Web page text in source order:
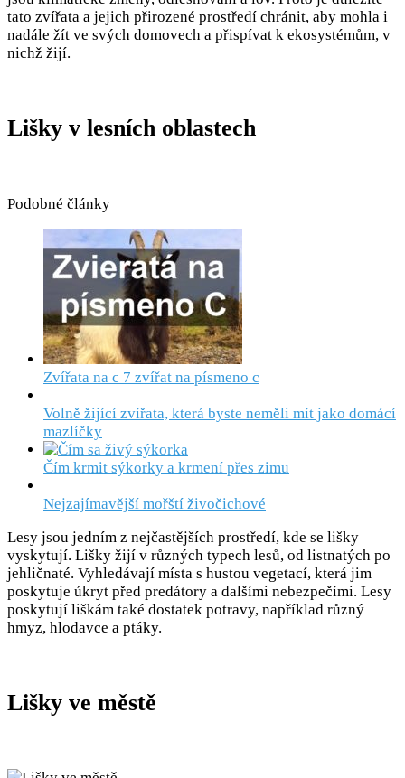
tato zvířata a jejich přirozené prostředí chránit, aby mohla i
nadále žít ve svých domovech a přispívat k ekosystémům, v
nichž žijí.
Lišky v lesních oblastech
Podobné články
Zvířata na c 7 zvířat na písmeno c
Volně žijící zvířata, která byste neměli mít jako domácí
mazlíčky
Čím krmit sýkorky a krmení přes zimu
Nejzajímavější mořští živočichové
Lesy jsou jedním z nejčastějších prostředí, kde se lišky
vyskytují. Lišky žijí v různých typech lesů, od listnatých po
jehličnaté. Vyhledávají místa s hustou vegetací, která jim
poskytuje úkryt před predátory a dalšími nebezpečími. Lesy
poskytují liškám také dostatek potravy, například různý
hmyz, hlodavce a ptáky.
Lišky ve městě